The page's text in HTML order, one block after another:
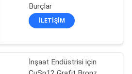
8
Burçlar
İLETIŞIM
İnşaat Endüstrisi için